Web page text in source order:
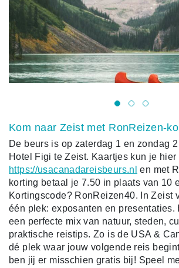
Kom naar Zeist met RonReizen-
De beurs is op zaterdag 1 en zondag
Hotel Figi te Zeist. Kaartjes kun je
https://usacanadareisbeurs.nl en met
korting betaal je 7.50 in plaats van 10
Kortingscode? RonReizen40. In Zeist
één plek: exposanten en presentaties.
een perfecte mix van natuur, steden,
praktische reistips. Zo is de USA &
dé plek waar jouw volgende reis
ben jij er misschien gratis bij! Speel